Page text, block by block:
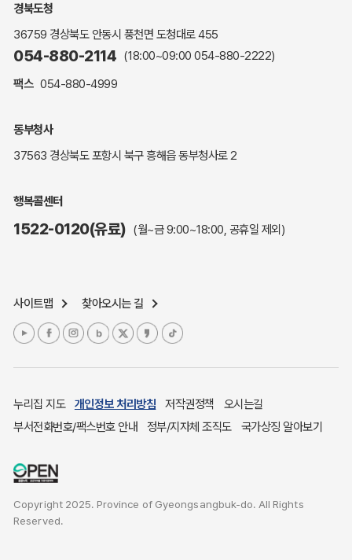
해명·설명자료
자주하는 질문
복지신문고
세입세출예산서
업무추진비 공개
주민참여예산제도
여성복지
장애인 복지시책
귀농귀촌종합지원센터
부동산중개보수 안내
경북도청
36759 경상북도 안동시 풍천면 도청대로 455
054-880-2114 (18:00~09:00 054-880-2222)
팩스 054-880-4999
동부청사
37563 경상북도 포항시 북구 흥해읍 동부청사로 2
행복콜센터
1522-0120(유료) (월~금 9:00~18:00, 공휴일 제외)
사이트맵 찾아오시는 길
누리집 지도 개인정보 처리방침 저작권정책
오시는길
부서전화번호/팩스번호 안내
정부/지자체 조직도 국가상징 알아보기
Copyright 2025. Province of Gyeongsangbuk-do. All Rights
Reserved.